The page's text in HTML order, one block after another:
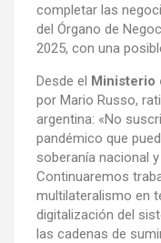
completar las
del Órgano de
2025, con una
Desde el Ministerio
por Mario Russo,
argentina: «No
pandémico que
soberanía nacional
Continuaremos
multilateralismo en
digitalización del
las cadenas de